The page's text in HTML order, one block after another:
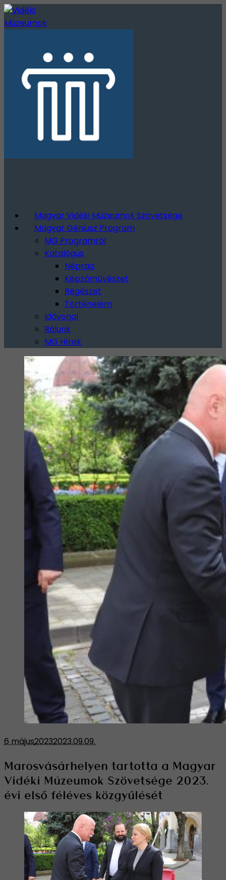
Magyar Vidéki Múzeumok Szövetsége
Magyar Géniusz Program
MG Programról
Katalógus
Néprajz
Képzőművészet
Régészet
Történelem
Idővonal
Rólunk
MG Hírek
6 május20232023.09.09.
Marosvásárhelyen tartotta a Magyar
Vidéki Múzeumok Szövetsége 2023.
évi első féléves közgyűlését